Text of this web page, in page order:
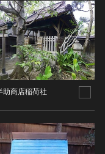
助商店稲荷社
UNLOCATABLE
-著作権者不明）
による制限あり）
USE ONLY（著
LEGAL
法的制限あり）
（著作権なし-米国